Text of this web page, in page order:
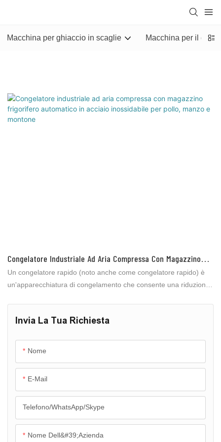
Macchina per ghiaccio in scaglie Macchina per il
Invia La Tua Richiesta
Nome
E-Mail
Telefono/WhatsApp/Skype
Nome Dell&#39;azienda
Congelatore Industriale Ad Aria Compressa Con Magazzino
Frigorifero Automatico In Acciaio Inossidabile Per Pollo,
Manzo E Montone
Un congelatore rapido (noto anche come congelatore rapido) è
un'apparecchiatura di congelamento che consente una riduzione
vantaggio risiede nel passaggio attraverso la "zona di massima
danno cellulare e preservando le proprietà nutrizionali e la
un'elevata conservazione della freschezza.